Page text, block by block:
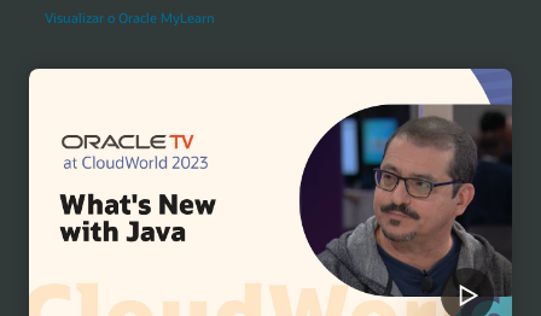
Visualizar o Oracle MyLearn